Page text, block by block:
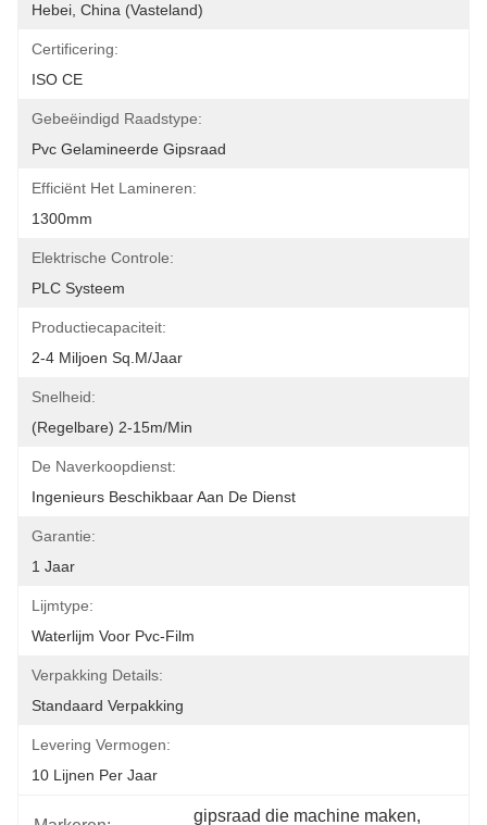
Hebei, China (Vasteland)
Certificering:
ISO CE
Gebeëindigd Raadstype:
Pvc Gelamineerde Gipsraad
Efficiënt Het Lamineren:
1300mm
Elektrische Controle:
PLC Systeem
Productiecapaciteit:
2-4 Miljoen Sq.m/jaar
Snelheid:
(regelbare) 2-15m/min
De Naverkoopdienst:
Ingenieurs Beschikbaar Aan De Dienst
Garantie:
1 Jaar
Lijmtype:
Waterlijm Voor Pvc-Film
Verpakking Details:
Standaard Verpakking
Levering Vermogen:
10 Lijnen Per Jaar
gipsraad die machine maken,